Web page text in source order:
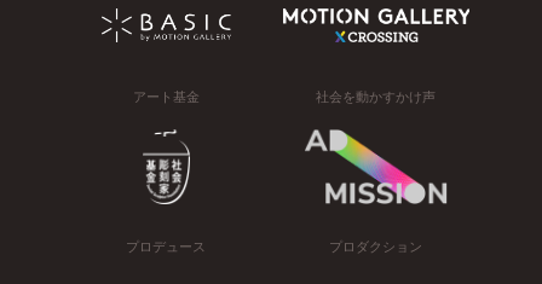
アート基金 社会を動かすかけ声
プロデュース プロダクション